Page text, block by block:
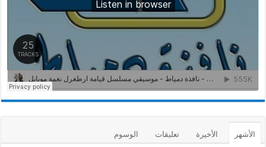
الأشهر الأخيرة تعليقات الوسوم